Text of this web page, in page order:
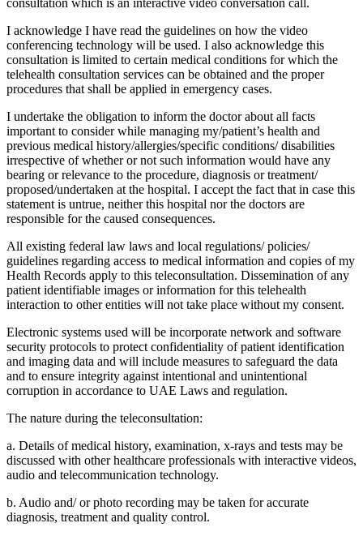
I acknowledge I have read the guidelines on how the video
conferencing technology will be used. I also acknowledge this
consultation is limited to certain medical conditions for which the
telehealth consultation services can be obtained and the proper
procedures that shall be applied in emergency cases.
I undertake the obligation to inform the doctor about all facts
important to consider while managing my/patient’s health and
previous medical history/allergies/specific conditions/ disabilities
irrespective of whether or not such information would have any
bearing or relevance to the procedure, diagnosis or treatment/
proposed/undertaken at the hospital. I accept the fact that in case this
statement is untrue, neither this hospital nor the doctors are
responsible for the caused consequences.
All existing federal law laws and local regulations/ policies/
guidelines regarding access to medical information and copies of my
Health Records apply to this teleconsultation. Dissemination of any
patient identifiable images or information for this telehealth
interaction to other entities will not take place without my consent.
Electronic systems used will be incorporate network and software
security protocols to protect confidentiality of patient identification
and imaging data and will include measures to safeguard the data
and to ensure integrity against intentional and unintentional
corruption in accordance to UAE Laws and regulation.
The nature during the teleconsultation:
a. Details of medical history, examination, x-rays and tests may be
discussed with other healthcare professionals with interactive videos,
audio and telecommunication technology.
b. Audio and/ or photo recording may be taken for accurate
diagnosis, treatment and quality control.